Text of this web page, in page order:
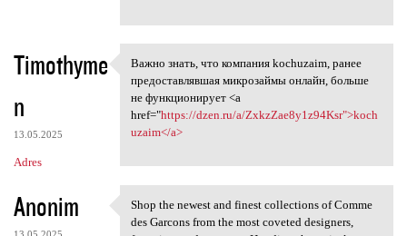
Timothyme
n
13.05.2025
Adres
Важно знать, что компания
Важно знать, что компания kochuzaim, ранее
предоставлявшая микрозаймы онлайн, больше
не функционирует <a
href="https://dzen.ru/a/ZxkzZae8y1z94Ksr">koch
uzaim</a>
Anonim Shop the newest and finest
Shop the newest and finest collections of Comme
des Garcons from the most coveted designers,